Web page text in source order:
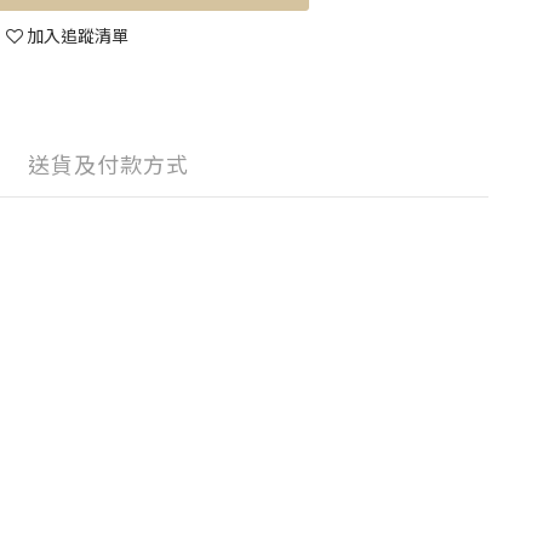
加入追蹤清單
送貨及付款方式